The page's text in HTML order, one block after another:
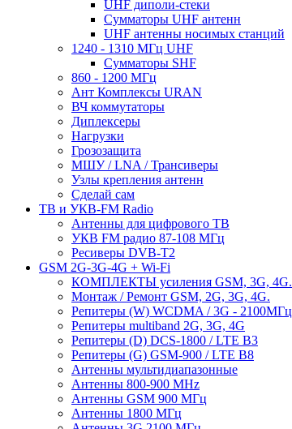
UHF диполи-стеки
Сумматоры UHF антенн
UHF антенны носимых станций
1240 - 1310 МГц UHF
Сумматоры SHF
860 - 1200 МГц
Ант Комплексы URAN
ВЧ коммутаторы
Диплексеры
Нагрузки
Грозозащита
МШУ / LNA / Трансиверы
Узлы крепления антенн
Сделай сам
ТВ и УКВ-FM Radio
Антенны для цифрового ТВ
УКВ FM радио 87-108 МГц
Ресиверы DVB-T2
GSM 2G-3G-4G + Wi-Fi
КОМПЛЕКТЫ усиления GSM, 3G, 4G.
Монтаж / Ремонт GSM, 2G, 3G, 4G.
Репитеры (W) WCDMA / 3G - 2100МГц
Репитеры multiband 2G, 3G, 4G
Репитеры (D) DCS-1800 / LTE B3
Репитеры (G) GSM-900 / LTE B8
Антенны мультидиапазонные
Антенны 800-900 MHz
Антенны GSM 900 МГц
Антенны 1800 МГц